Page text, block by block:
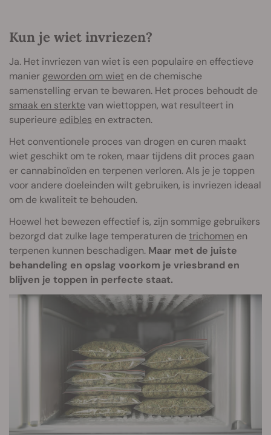
Kun je wiet invriezen?
Ja. Het invriezen van wiet is een populaire en effectieve
manier geworden om wiet en de chemische
samenstelling ervan te bewaren. Het proces behoudt de
smaak en sterktevan wiettoppen, wat resulteert in
superieure edibles en extracten.
Het conventionele proces van drogen en curen maakt
wiet geschikt om te roken, maar tijdens dit proces gaan
er cannabinoïden en terpenen verloren. Als je je toppen
voor andere doeleinden wilt gebruiken, is invriezen ideaal
om de kwaliteit te behouden.
Hoewel het bewezen effectief is, zijn sommige gebruikers
bezorgd dat zulke lage temperaturen detrichomen en
terpenen kunnen beschadigen. Maar met de juiste
behandeling en opslag voorkom je vriesbrand en
blijven je toppen in perfecte staat.